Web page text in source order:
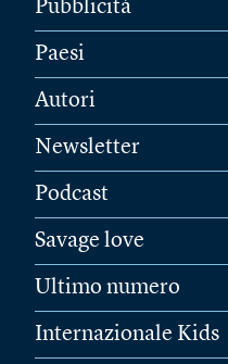
Pubblicità
Paesi
Autori
Newsletter
Podcast
Savage love
Ultimo numero
Internazionale Kids